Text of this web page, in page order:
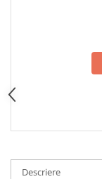
Descriere